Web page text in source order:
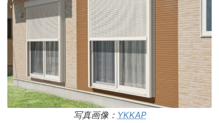
写真画像： YKKAP